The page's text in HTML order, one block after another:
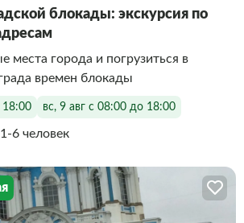
блокады: экскурсия по
места города и погрузиться в
времен блокады
18:00 вс, 9 авг с 08:00 до 18:00
6 человек